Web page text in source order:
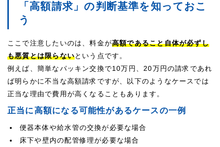
「高額請求」の判断基準を知っておこ
う
ここで注意したいのは、料金が高額であること自体が必ずし
も悪質とは限らないという点です。
例えば、簡単なパッキン交換で10万円、20万円の請求であれ
ば明らかに不当な高額請求ですが、以下のようなケースでは
正当な理由で費用が高くなることもあります。
正当に高額になる可能性があるケースの一例
便器本体や給水管の交換が必要な場合
床下や壁内の配管修理が必要な場合